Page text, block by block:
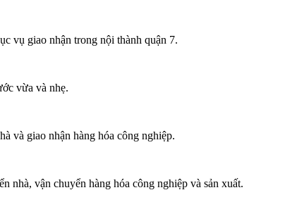
vụ giao nhận trong nội thành quận 7.
vừa và nhẹ.
và giao nhận hàng hóa công nghiệp.
nhà, vận chuyển hàng hóa công nghiệp và sản xuất.